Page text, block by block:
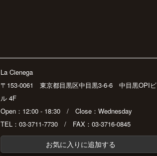
La Cienega
〒153-0061 東京都目黒区中目黒3-6-6 中目黒OPIビ
ル 4F
Open：12:00 - 18:30 / Close：Wednesday
TEL：03-3711-7730 / FAX：03-3716-0845
お気に入りに追加する